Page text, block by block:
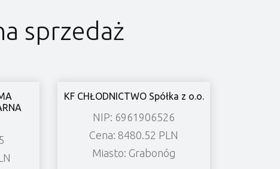
sprzedaż
KF CHŁODNICTWO Spółka z o.o.
NIP: 6961906526
Cena: 8480.52 PLN
Miasto: Grabonóg